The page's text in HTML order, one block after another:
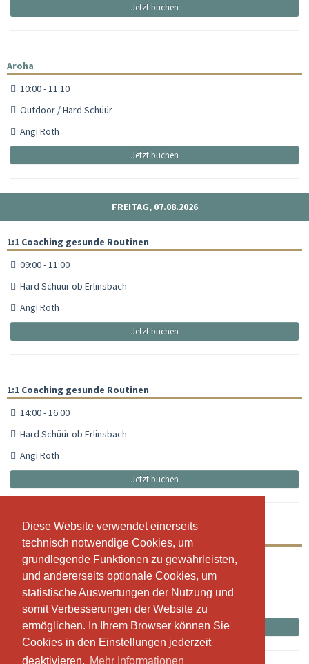
Diese Website verwendet einerseits
technisch notwendige Cookies, um
grundlegende Funktionen zu gewährleisten,
und andererseits optionale Cookies, um
statistische Auswertungen der Nutzung und
somit Verbesserungen der Website zu
ermöglichen. In Ihrem Browser können Sie
Cookies in den Einstellungen jederzeit
deaktivieren. Mehr Informationen
Diese Website verwendet einerseits
technisch notwendige Cookies, um
grundlegende Funktionen zu gewährleisten,
und andererseits optionale Cookies, um
statistische Auswertungen der Nutzung und
somit Verbesserungen der Website zu
ermöglichen. In Ihrem Browser können Sie
Cookies in den Einstellungen jederzeit
deaktivieren. Mehr Informationen
Jetzt buchen
Aroha
10:00 - 11:10
Outdoor / Hard Schüür
Angi Roth
Jetzt buchen
FREITAG, 07.08.2026
1:1 Coaching gesunde Routinen
09:00 - 11:00
Hard Schüür ob Erlinsbach
Angi Roth
Jetzt buchen
1:1 Coaching gesunde Routinen
14:00 - 16:00
Hard Schüür ob Erlinsbach
Angi Roth
Jetzt buchen
1:1 Coaching gesunde Routinen
17:30 - 19:30
Hard Schüür ob Erlinsbach
Angi Roth
Jetzt buchen